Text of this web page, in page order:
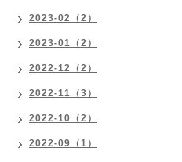
2023-02（2）
2023-01（2）
2022-12（2）
2022-11（3）
2022-10（2）
2022-09（1）